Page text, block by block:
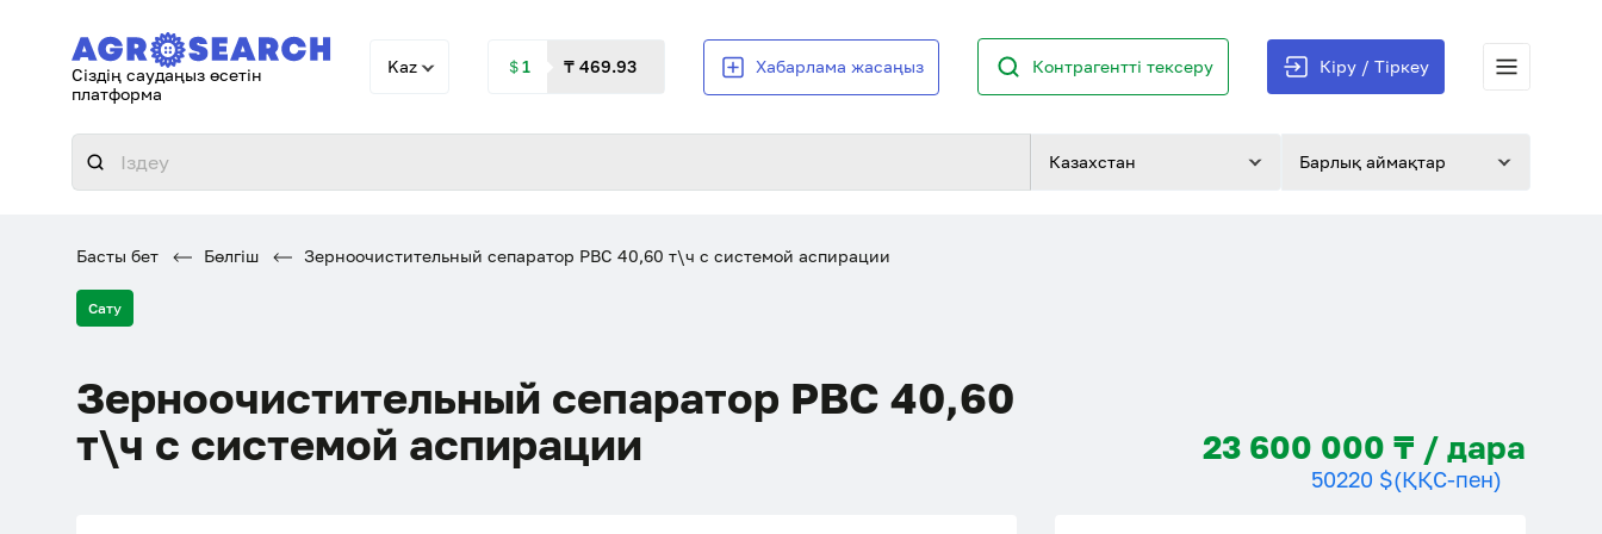
Сіздің саудаңыз өсетін
платформа
Kaz ＄1 ₸ 469.93 Хабарлама жасаңыз Контрагентті тексеру Кіру / Тіркеу
Казахстан Барлық аймақтар
Басты бет Бөлгіш Зерноочистительный сепаратор РВС 40,60 т\ч с системой аспирации
Сату
Зерноочистительный сепаратор РВС 40,60
т\ч с системой аспирации
23 600 000 ₸ / дара
50220 $(ҚҚС-пен)